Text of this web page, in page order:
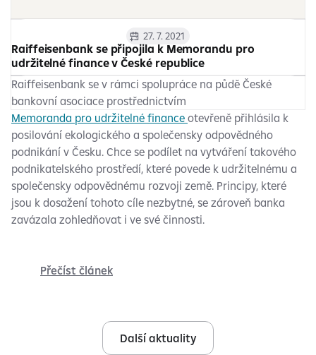
27. 7. 2021
Raiffeisenbank se připojila k Memorandu pro
udržitelné finance v České republice
Raiffeisenbank se v rámci spolupráce na půdě České
bankovní asociace prostřednictvím
Memoranda pro udržitelné finance otevřeně přihlásila k
posilování ekologického a společensky odpovědného
podnikání v Česku. Chce se podílet na vytváření takového
podnikatelského prostředí, které povede k udržitelnému a
společensky odpovědnému rozvoji země. Principy, které
jsou k dosažení tohoto cíle nezbytné, se zároveň banka
zavázala zohledňovat i ve své činnosti.
Přečíst článek
Další aktuality